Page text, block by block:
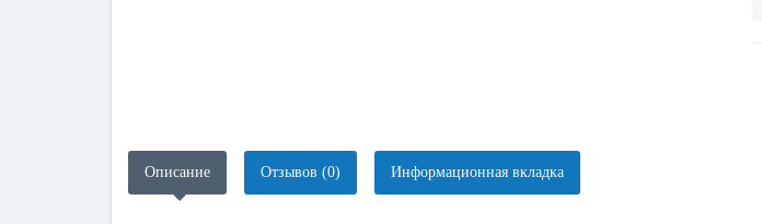
Описание Отзывов (0) Информационная вкладка